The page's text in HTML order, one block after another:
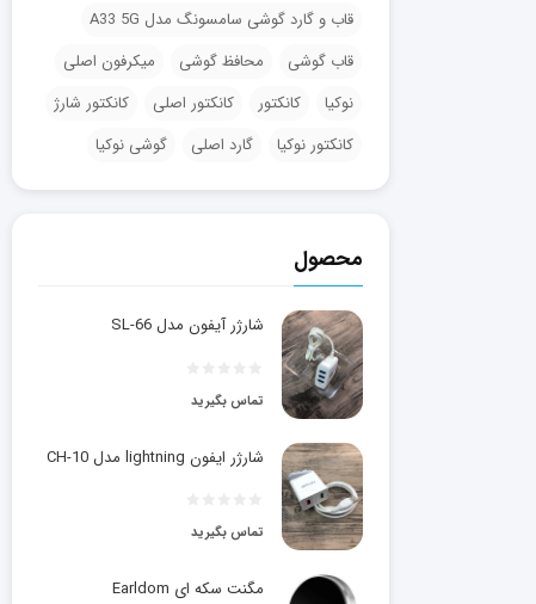
قاب و گارد گوشی سامسونگ مدل A33 5G
قاب گوشی
محافظ گوشی
میکرفون اصلی
نوکیا
کانکتور کانکتور اصلی
کانکتور شارژ
کانکتور نوکیا
گارد اصلی گوشی نوکیا
محصول
شارژر آیفون مدل SL-66
تماس بگیرید
شارژر ایفون lightning مدل CH-10
تماس بگیرید
مگنت سکه ای Earldom